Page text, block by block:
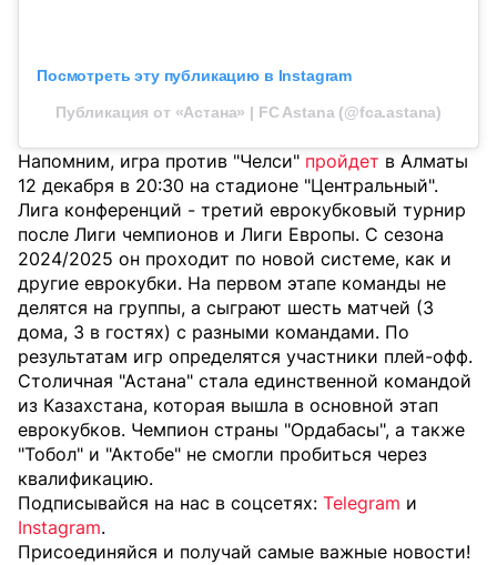
Посмотреть эту публикацию в Instagram
Публикация от «Астана» | FC Astana (@fca.astana)
Напомним, игра против "Челси" пройдет в Алматы
12 декабря в 20:30 на стадионе "Центральный".
Лига конференций - третий еврокубковый турнир
после Лиги чемпионов и Лиги Европы. С сезона
2024/2025 он проходит по новой системе, как и
другие еврокубки. На первом этапе команды не
делятся на группы, а сыграют шесть матчей (3
дома, 3 в гостях) с разными командами. По
результатам игр определятся участники плей-офф.
Столичная "Астана" стала единственной командой
из Казахстана, которая вышла в основной этап
еврокубков. Чемпион страны "Ордабасы", а также
"Тобол" и "Актобе" не смогли пробиться через
квалификацию.
Подписывайся на нас в соцсетях: Telegram и
Instagram.
Присоединяйся и получай самые важные новости!